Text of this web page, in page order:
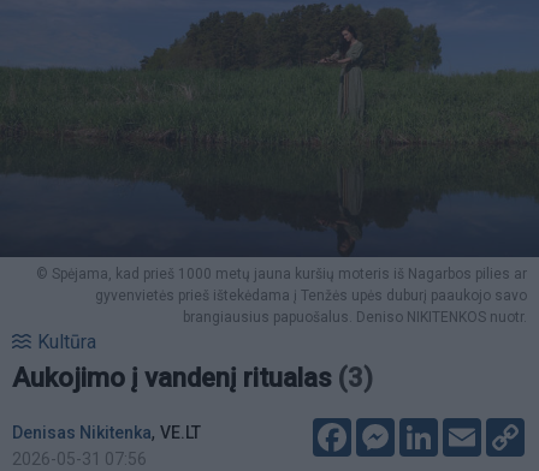
© Spėjama, kad prieš 1000 metų jauna kuršių moteris iš Nagarbos pilies ar
gyvenvietės prieš ištekėdama į Tenžės upės duburį paaukojo savo
brangiausius papuošalus. Deniso NIKITENKOS nuotr.
Kultūra
Aukojimo į vandenį ritualas (3)
Denisas Nikitenka, VE.LT
2026-05-31 07:56
FacebookMessenger
LinkedIn
Email